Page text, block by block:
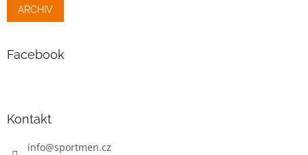
ARCHIV
Facebook
Kontakt
info@sportmen.cz